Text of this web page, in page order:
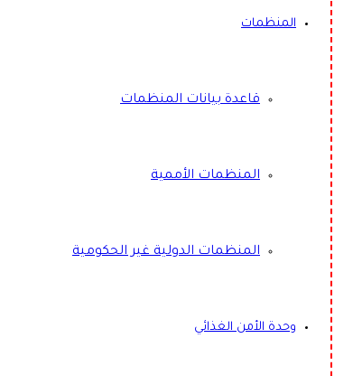
المنظمات
قاعدة بيانات المنظمات
المنظمات الأممية
المنظمات الدولية غير الحكومية
وحدة الأمن الغذائي